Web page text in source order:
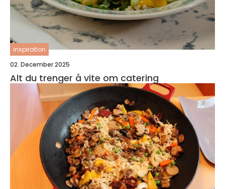
inspiration
02. December 2025
Alt du trenger å vite om catering